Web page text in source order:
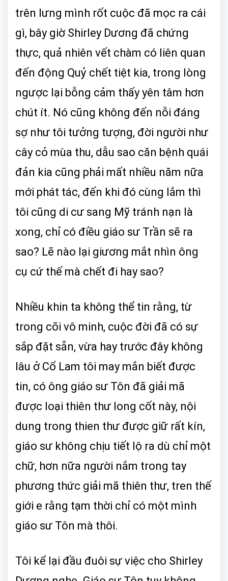
trên lưng mình rốt cuộc đã mọc ra cái
gì, bây giờ Shirley Dương đã chứng
thực, quả nhiên vết chàm có liên quan
đến động Quỷ chết tiệt kia, trong lòng
ngược lại bỗng cảm thấy yên tâm hơn
chút ít. Nó cũng không đến nỗi đáng
sợ như tôi tưởng tượng, đời người như
cây cỏ mùa thu, dẫu sao căn bệnh quái
đản kia cũng phải mất nhiều năm nữa
mới phát tác, đến khi đó cùng lắm thì
tôi cũng di cư sang Mỹ tránh nạn là
xong, chỉ có điều giáo sư Trần sẽ ra
sao? Lẽ nào lại giương mắt nhìn ông
cụ cứ thế mà chết đi hay sao?
Nhiều khin ta không thể tin rằng, từ
trong cõi vô minh, cuộc đời đã có sự
sắp đặt sẵn, vừa hay trước đây không
lâu ở Cổ Lam tôi may mắn biết được
tin, có ông giáo sư Tôn đã giải mã
được loại thiên thư long cốt này, nội
dung trong thien thư được giữ rất kín,
giáo sư không chịu tiết lộ ra dù chỉ một
chữ, hơn nữa người nắm trong tay
phương thức giải mã thiên thư, tren thế
giới e rằng tạm thời chỉ có một mình
giáo sư Tôn mà thôi.
Tôi kể lại đầu đuôi sự việc cho Shirley